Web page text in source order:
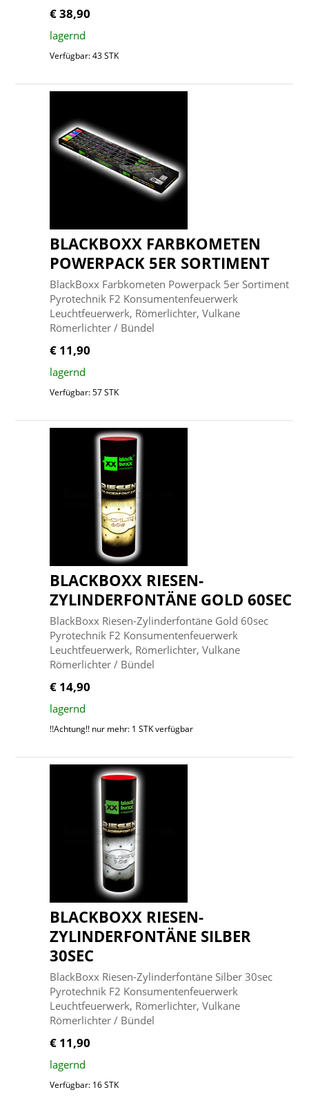
€ 38,90
lagernd
Verfügbar: 43 STK
BLACKBOXX FARBKOMETEN
POWERPACK 5ER SORTIMENT
BlackBoxx Farbkometen Powerpack 5er Sortiment
Pyrotechnik F2 Konsumentenfeuerwerk
Leuchtfeuerwerk, Römerlichter, Vulkane
Römerlichter / Bündel
€ 11,90
lagernd
Verfügbar: 57 STK
BLACKBOXX RIESEN-
ZYLINDERFONTÄNE GOLD 60SEC
BlackBoxx Riesen-Zylinderfontäne Gold 60sec
Pyrotechnik F2 Konsumentenfeuerwerk
Leuchtfeuerwerk, Römerlichter, Vulkane
Römerlichter / Bündel
€ 14,90
lagernd
!!Achtung!! nur mehr: 1 STK verfügbar
BLACKBOXX RIESEN-
ZYLINDERFONTÄNE SILBER
30SEC
BlackBoxx Riesen-Zylinderfontäne Silber 30sec
Pyrotechnik F2 Konsumentenfeuerwerk
Leuchtfeuerwerk, Römerlichter, Vulkane
Römerlichter / Bündel
€ 11,90
lagernd
Verfügbar: 16 STK